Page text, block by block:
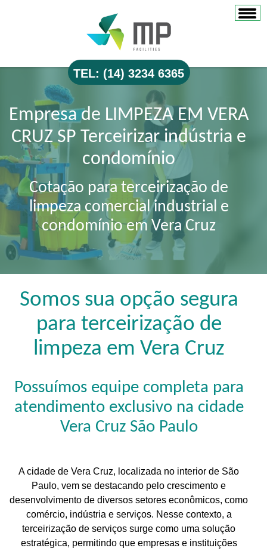
TEL: (14) 3234 6365
Empresa de LIMPEZA EM VERA
CRUZ SP Terceirizar indústria e
condomínio
Cotação para terceirização de
limpeza comercial industrial e
condomínio em Vera Cruz
Somos sua opção segura
para terceirização de
limpeza em Vera Cruz
Possuímos equipe completa para
atendimento exclusivo na cidade
Vera Cruz São Paulo
A cidade de Vera Cruz, localizada no interior de São
Paulo, vem se destacando pelo crescimento e
desenvolvimento de diversos setores econômicos, como
comércio, indústria e serviços. Nesse contexto, a
terceirização de serviços surge como uma solução
estratégica, permitindo que empresas e instituições